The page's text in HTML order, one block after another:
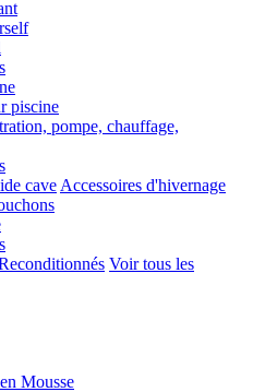
piscine
pompe, chauffage,
cave Accessoires d'hivernage
Voir tous les
Mousse